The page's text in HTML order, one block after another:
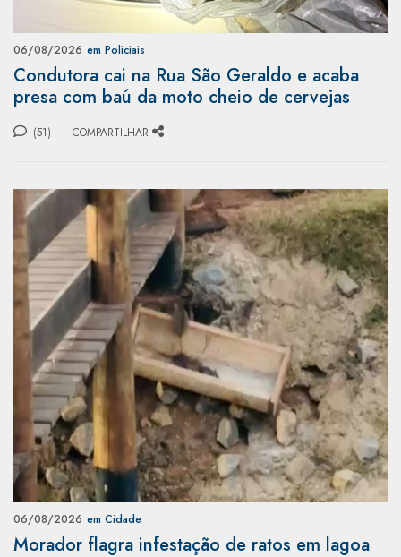
06/08/2026 em Policiais
Condutora cai na Rua São Geraldo e acaba
presa com baú da moto cheio de cervejas
(51) COMPARTILHAR
06/08/2026 em Cidade
Morador flagra infestação de ratos em lagoa